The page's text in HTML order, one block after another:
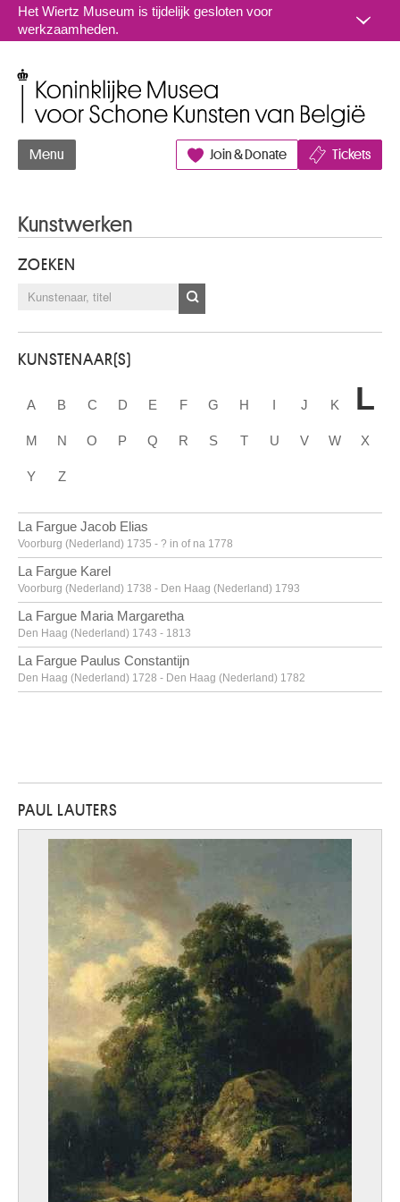
Naar inhoud
Het Wiertz Museum is tijdelijk gesloten voor
werkzaamheden.
Menu Join & Donate Tickets
Kunstwerken
ZOEKEN
KUNSTENAAR(S)
A B C D E F G H I J K L
M N O P Q R S T U V W X
Y Z
La Fargue Jacob Elias
Voorburg (Nederland) 1735 - ? in of na 1778
La Fargue Karel
Voorburg (Nederland) 1738 - Den Haag (Nederland) 1793
La Fargue Maria Margaretha
Den Haag (Nederland) 1743 - 1813
La Fargue Paulus Constantijn
Den Haag (Nederland) 1728 - Den Haag (Nederland) 1782
Douai, Nord (Frankrijk) 1905 - Parijs (Frankrijk) 1982
Doornik 1894 - Parijs (Frankrijk) 1975
Lacomblez Jacques
Elsene / Brussel 1934
Lacroix Antoine
Waver 1843 - Schaarbeek / Brussel 1896
Laenen Jean-Paul
Mechelen 1931 - 2012
Laermans Eugène
Brussel 1864 - 1940
Laffineur Marc
Lafontaine Marie-Jo
Lagae Jules
Roeselare 1862 - Brugge 1931
PAUL LAUTERS